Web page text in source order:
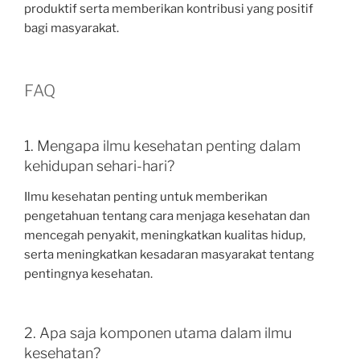
produktif serta memberikan kontribusi yang positif
bagi masyarakat.
FAQ
1. Mengapa ilmu kesehatan penting dalam
kehidupan sehari-hari?
Ilmu kesehatan penting untuk memberikan
pengetahuan tentang cara menjaga kesehatan dan
mencegah penyakit, meningkatkan kualitas hidup,
serta meningkatkan kesadaran masyarakat tentang
pentingnya kesehatan.
2. Apa saja komponen utama dalam ilmu
kesehatan?